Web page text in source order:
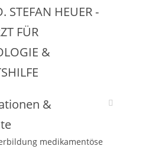
STEFAN HEUER -
FÜR
&
&
medikamentöse